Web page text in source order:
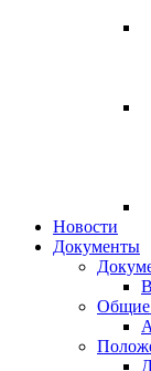
Новости
Документы
Общие